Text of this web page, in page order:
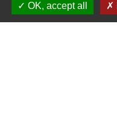
Liens
OK, accept all